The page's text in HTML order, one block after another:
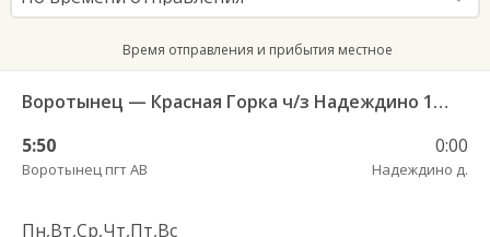
онлайнВремя отправления и прибытия местное
Воротынец — Красная Горка ч/з Надеждино 103
5:50
Воротынец пгт АВ
0:00
Надеждино д.
Пн,Вт,Ср,Чт,Пт,Вс